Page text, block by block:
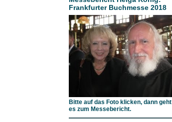
Frankfurter Buchmesse 2018
Bitte auf das Foto klicken, dann geht
es zum Messebericht.